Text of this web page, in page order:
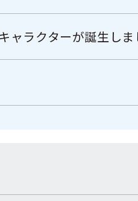
ャラクターが誕生しま